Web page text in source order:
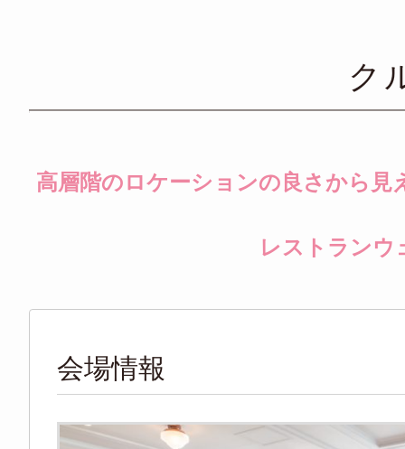
ク
高層階のロケーションの良さから見
レストランウ
会場情報